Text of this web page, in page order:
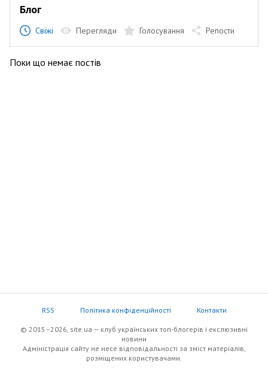
Блог
Свіжі Перегляди Голосування Репости
Поки що немає постів
RSS Політика конфіденційності Контакти
© 2015–2026, site.ua — клуб українських топ-блогерів i екслюзивнi
новини
Адміністрація сайту не несе відповідальності за зміст матеріалів,
розміщених користувачами.